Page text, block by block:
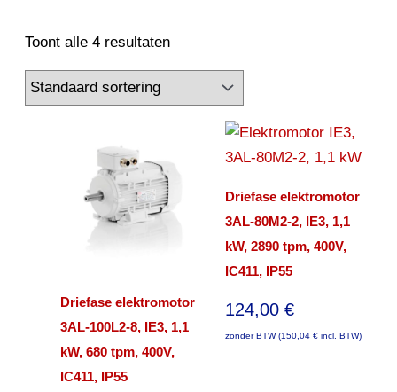
Toont alle 4 resultaten
Driefase elektromotor
3AL-100L2-8, IE3, 1,1
kW, 680 tpm, 400V,
IC411, IP55
Driefase elektromotor
3AL-80M2-2, IE3, 1,1
kW, 2890 tpm, 400V,
IC411, IP55
124,00 €
zonder BTW (150,04 € incl. BTW)